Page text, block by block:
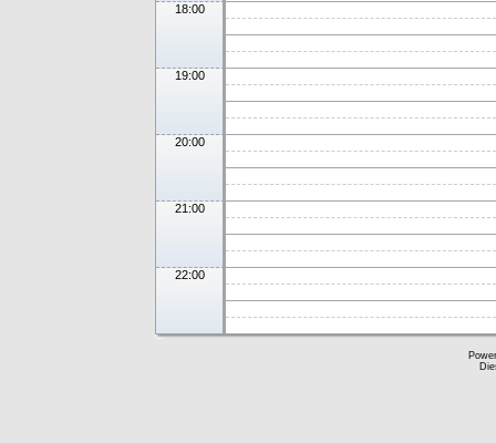
18:00
19:00
20:00
21:00
22:00